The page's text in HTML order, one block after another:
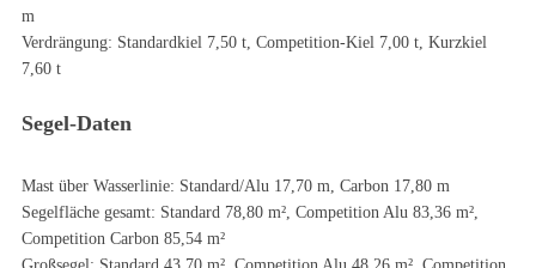
m
Verdrängung: Standardkiel 7,50 t, Competition-Kiel 7,00 t, Kurzkiel
7,60 t
Segel-Daten
Mast über Wasserlinie: Standard/Alu 17,70 m, Carbon 17,80 m
Segelfläche gesamt: Standard 78,80 m², Competition Alu 83,36 m²,
Competition Carbon 85,54 m²